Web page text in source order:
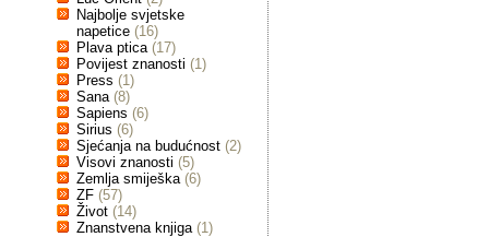
Najbolje svjetske
napetice (16)
Plava ptica (17)
Povijest znanosti (1)
Press (1)
Sana (8)
Sapiens (6)
Sirius (6)
Sjećanja na budućnost (2)
Visovi znanosti (5)
Zemlja smiješka (6)
ZF (57)
Život (14)
Znanstvena knjiga (1)